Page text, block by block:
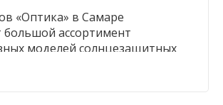
«Оптика» в Самаре
большой ассортимент
моделей солнцезащитных